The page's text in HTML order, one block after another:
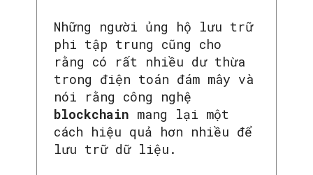
Những người ủng hộ lưu trữ
phi tập trung cũng cho
rằng có rất nhiều dư thừa
trong điện toán đám mây và
nói rằng công nghệ
blockchain mang lại một
cách hiệu quả hơn nhiều để
lưu trữ dữ liệu.